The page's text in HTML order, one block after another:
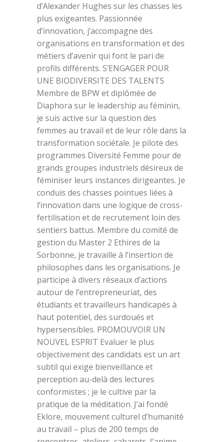
d’Alexander Hughes sur les chasses les
plus exigeantes. Passionnée
d’innovation, j’accompagne des
organisations en transformation et des
métiers d’avenir qui font le pari de
profils différents. S’ENGAGER POUR
UNE BIODIVERSITE DES TALENTS
Membre de BPW et diplômée de
Diaphora sur le leadership au féminin,
je suis active sur la question des
femmes au travail et de leur rôle dans la
transformation sociétale. Je pilote des
programmes Diversité Femme pour de
grands groupes industriels désireux de
féminiser leurs instances dirigeantes. Je
conduis des chasses pointues liées à
l’innovation dans une logique de cross-
fertilisation et de recrutement loin des
sentiers battus. Membre du comité de
gestion du Master 2 Ethires de la
Sorbonne, je travaille à l’insertion de
philosophes dans les organisations. Je
participe à divers réseaux d’actions
autour de l’entrepreneuriat, des
étudiants et travailleurs handicapés à
haut potentiel, des surdoués et
hypersensibles. PROMOUVOIR UN
NOUVEL ESPRIT Evaluer le plus
objectivement des candidats est un art
subtil qui exige bienveillance et
perception au-delà des lectures
conformistes ; je le cultive par la
pratique de la méditation. J’ai fondé
Eklore, mouvement culturel d’humanité
au travail – plus de 200 temps de